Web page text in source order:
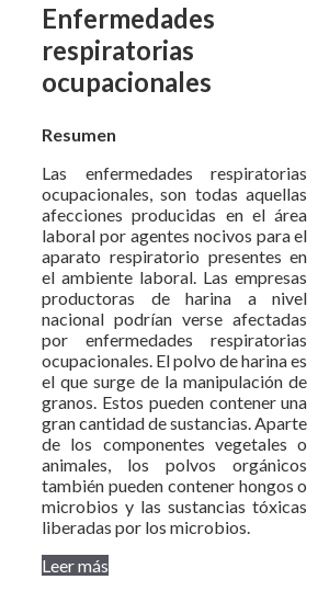
Enfermedades
respiratorias
ocupacionales
Resumen
Las enfermedades respiratorias
ocupacionales, son todas aquellas
afecciones producidas en el área
laboral por agentes nocivos para el
aparato respiratorio presentes en
el ambiente laboral. Las empresas
productoras de harina a nivel
nacional podrían verse afectadas
por enfermedades respiratorias
ocupacionales. El polvo de harina es
el que surge de la manipulación de
granos. Estos pueden contener una
gran cantidad de sustancias. Aparte
de los componentes vegetales o
animales, los polvos orgánicos
también pueden contener hongos o
microbios y las sustancias tóxicas
liberadas por los microbios.
Leer más